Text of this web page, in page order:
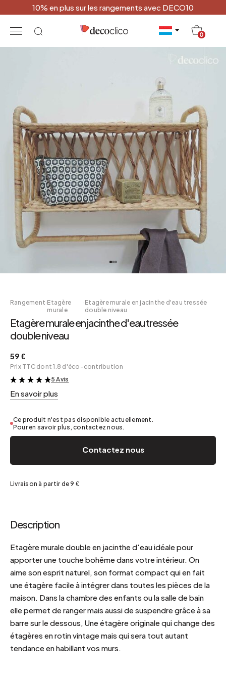
10% en plus sur les rangements avec DECO10
0
Rangement·Etagère
murale
·Etagère murale en jacinthe d'eau tressée
double niveau
Etagère murale en jacinthe d'eau tressée
double niveau
59 €
Prix TTC dont 1.8 d'éco-contribution
&
5 Avis
En savoir plus
Ce produit n'est pas disponible actuellement.
Pour en savoir plus, contactez nous.
Contactez nous
Livraison à partir de 9 €
Description
Etagère murale double en jacinthe d'eau idéale pour
apporter une touche bohême dans votre intérieur. On
aime son esprit naturel, son format compact qui en fait
une étagère facile à intégrer dans toutes les pièces de la
maison. Dans la chambre des enfants ou la salle de bain
elle permet de ranger mais aussi de suspendre grâce à sa
barre sur le dessous, Une étagère originale qui change des
étagères en rotin vintage mais qui sera tout autant
tendance en habillant vos murs.